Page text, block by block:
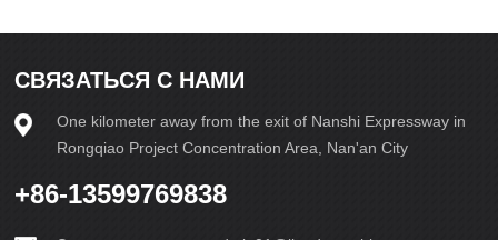
коллектив «Лианды» неустанно остается на своих постах,
производству кирпича. С непоколебимой решимостью и
вызов стихиям и выполняем свои обязательства перед
нашими уважаемыми клиентами. Буря может бушевать,
но наша решимость остается непоколебимой.
СВЯЗАТЬСЯ С НАМИ
One kilometer away from the exit of Nanshi Expressway in
Rongqiao Project Concentration Area, Nan'an City
+86-13599769838